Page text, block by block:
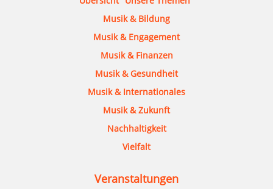
Musik & Bildung
Musik & Engagement
Musik & Finanzen
Musik & Gesundheit
Musik & Internationales
Musik & Zukunft
Nachhaltigkeit
Vielfalt
Veranstaltungen